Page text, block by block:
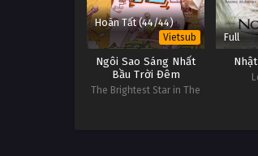
Hoàn Tất (44/44)
Vietsub
Ngôi Sao Sáng Nhất
Bầu Trời Đêm
The Brightest Star in The
Full